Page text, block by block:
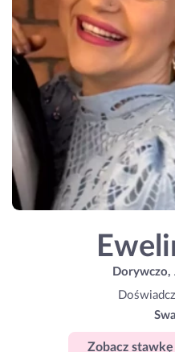
Dorywczo,
Zobacz